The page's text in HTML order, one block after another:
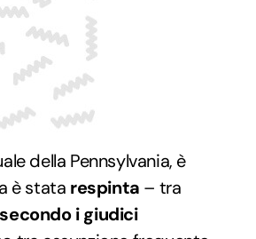
della Pennsylvania, è
è stata respinta – tra
secondo i giudici